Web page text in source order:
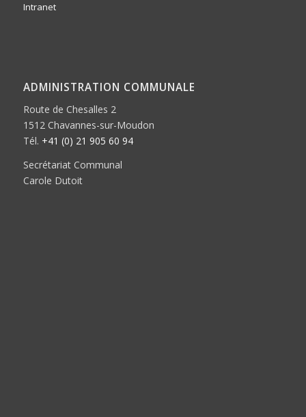
Intranet
ADMINISTRATION COMMUNALE
Route de Chesalles 2
1512 Chavannes-sur-Moudon
Tél. +41 (0) 21 905 60 94
Secrétariat Communal
Carole Dutoit